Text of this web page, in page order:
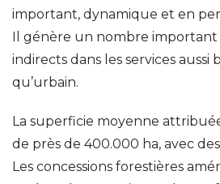
important, dynamique et en
Il génère un nombre important
indirects dans les services aussi
qu’urbain.
La superficie moyenne
de près de 400.000 ha, avec
Les concessions forestières